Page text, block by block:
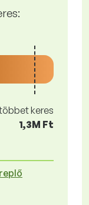
keres
1,3M Ft